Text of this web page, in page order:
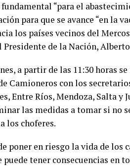
“para el
para que se avance “en la
los países vecinos del
de la Nación,
a partir de las 11:30 horas
Camioneros con los
Entre Ríos, Mendoza, Salta y
las medidas a tomar si no
los choferes.
poner en riesgo la vida de los
tener consecuencias en